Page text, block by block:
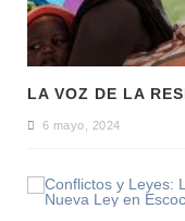
6 mayo, 2024